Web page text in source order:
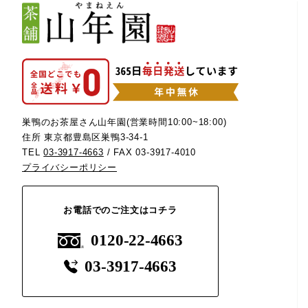
巣鴨のお茶屋さん山年園(営業時間10:00~18:00)
住所 東京都豊島区巣鴨3-34-1
TEL03-3917-4663 / FAX 03-3917-4010
プライバシーポリシー
お電話でのご注文はコチラ
0120-22-4663
03-3917-4663